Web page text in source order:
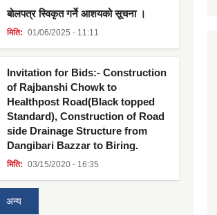
बोलपत्र स्विकृत गर्ने आशयको सूचना ।
मिति: 01/06/2025 - 11:11
Invitation for Bids:- Construction
of Rajbanshi Chowk to
Healthpost Road(Black topped
Standard), Construction of Road
side Drainage Structure from
Dangibari Bazzar to Biring.
मिति: 03/15/2020 - 16:35
अन्य